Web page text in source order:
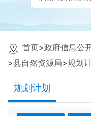
首页>政府信息公
>县自然资源局>规划
规划计划